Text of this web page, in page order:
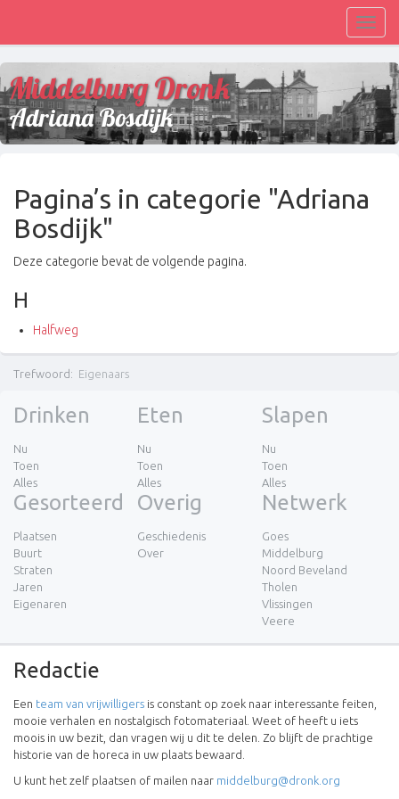
Middelburg Dronk
Adriana Bosdijk
Pagina’s in categorie "Adriana
Bosdijk"
Deze categorie bevat de volgende pagina.
H
Halfweg
Trefwoord: Eigenaars
Drinken
Nu
Toen
Alles
Eten
Nu
Toen
Alles
Slapen
Nu
Toen
Alles
Gesorteerd
Plaatsen
Buurt
Straten
Jaren
Eigenaren
Overig
Geschiedenis
Over
Netwerk
Goes
Middelburg
Noord Beveland
Tholen
Vlissingen
Veere
Redactie
Een team van vrijwilligers is constant op zoek naar interessante feiten,
mooie verhalen en nostalgisch fotomateriaal. Weet of heeft u iets
moois in uw bezit, dan vragen wij u dit te delen. Zo blijft de prachtige
historie van de horeca in uw plaats bewaard.
U kunt het zelf plaatsen of mailen naar middelburg@dronk.org